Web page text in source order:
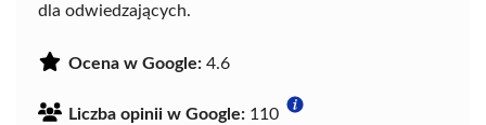
dla odwiedzających.
Ocena w Google: 4.6
Liczba opinii w Google: 110